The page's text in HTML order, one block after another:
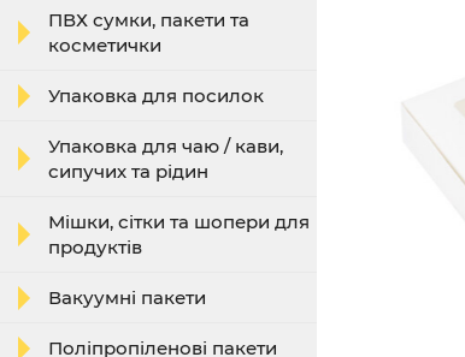
ПВХ сумки, пакети та
косметички
Упаковка для посилок
Упаковка для чаю / кави,
сипучих та рідин
Мішки, сітки та шопери для
продуктів
Вакуумні пакети
Поліпропіленові пакети